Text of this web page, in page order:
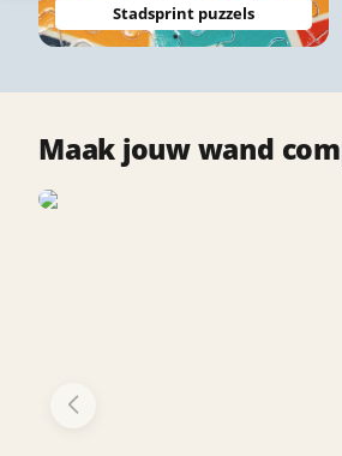
Stadsprint puzzels
Maak jouw wand